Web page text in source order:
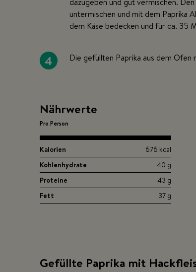
untermischen und mit dem Paprika
dem Käse bedecken und für ca. 35
4 Die gefüllten Paprika aus dem Ofen
Nährwerte
Pro Person
Kalorien
676 kcal
Kohlenhydrate
40 g
Proteine
43 g
Fett
37 g
Gefüllte Paprika mit